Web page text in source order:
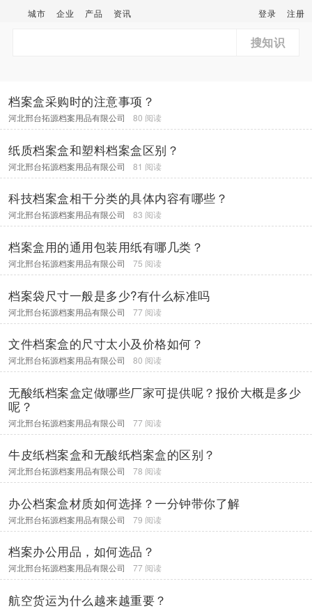
城市 企业 产品 资讯 登录 注册
搜知识
档案盒采购时的注意事项？
河北邢台拓源档案用品有限公司 80 阅读
纸质档案盒和塑料档案盒区别？
河北邢台拓源档案用品有限公司 81 阅读
科技档案盒相干分类的具体内容有哪些？
河北邢台拓源档案用品有限公司 83 阅读
档案盒用的通用包装用纸有哪几类？
河北邢台拓源档案用品有限公司 75 阅读
档案袋尺寸一般是多少?有什么标准吗
河北邢台拓源档案用品有限公司 77 阅读
文件档案盒的尺寸太小及价格如何？
河北邢台拓源档案用品有限公司 80 阅读
无酸纸档案盒定做哪些厂家可提供呢？报价大概是多少
呢？
河北邢台拓源档案用品有限公司 77 阅读
牛皮纸档案盒和无酸纸档案盒的区别？
河北邢台拓源档案用品有限公司 78 阅读
办公档案盒材质如何选择？一分钟带你了解
河北邢台拓源档案用品有限公司 79 阅读
档案办公用品，如何选品？
河北邢台拓源档案用品有限公司 77 阅读
航空货运为什么越来越重要？